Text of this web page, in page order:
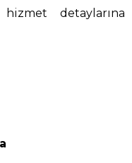
detaylarına